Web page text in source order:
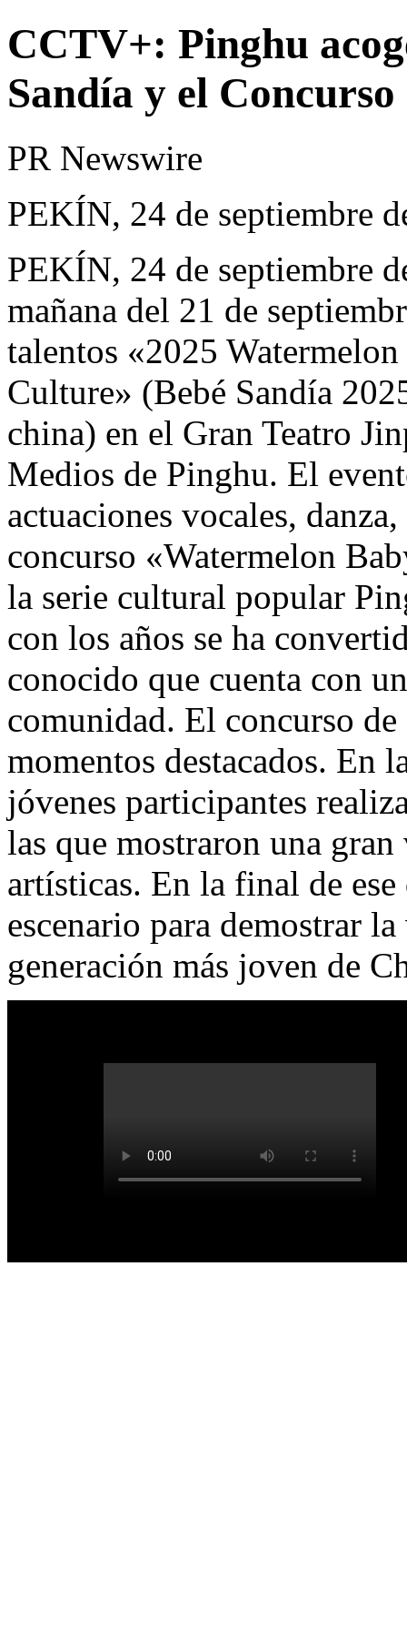
CCTV+: Pinghu
Sandía y el
PR Newswire
PEKÍN, 24 de septiembre
PEKÍN, 24 de septiembre
mañana del 21 de
talentos «2025
Culture» (Bebé Sandía
china) en el Gran Teatro
Medios de Pinghu. El
actuaciones vocales,
concurso «Watermelon
la serie cultural popular
con los años se ha
conocido que cuenta con
comunidad. El concurso
momentos destacados. En
jóvenes participantes
las que mostraron una
artísticas. En la final de
escenario para demostrar
generación más joven de